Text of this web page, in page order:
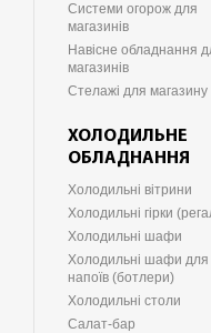
Системи огорож для
магазинів
Навісне обладнання
магазинів
Стелажі для магазину
ХОЛОДИЛЬНЕ
ОБЛАДНАННЯ
Холодильні вітрини
Холодильні гірки
Холодильні шафи
Холодильні шафи для
напоїв (ботлери)
Холодильні столи
Салат-бар